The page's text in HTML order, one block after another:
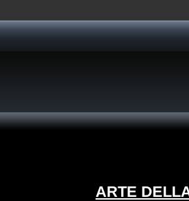
ARTE